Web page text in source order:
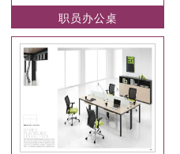
职员办公桌